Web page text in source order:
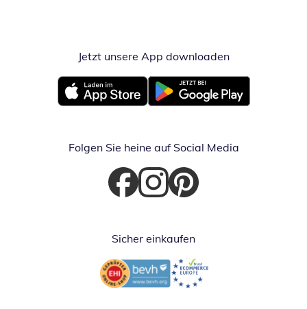
Jetzt unsere App downloadenÖffnet in
Öffnet in neuem FensterÖffnet in neuem Fenster
Folgen Sie heine auf Social Media
Öffnet in neuem Fenster
Öffnet in neuem Fenster
Öffnet in neuem Fenster
Sicher einkaufen
Öffnet in neuem FensterÖffnet in neuem Fenster